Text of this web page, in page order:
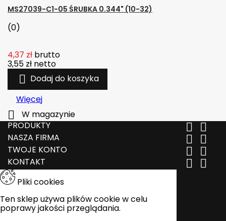
MS27039-C1-05 ŚRUBKA 0.344" (10-32)
(0)
4,37 zł brutto
3,55 zł netto
 Dodaj do koszyka
Więcej

W magazynie
PRODUKTY
 
NASZA FIRMA  
TWOJE KONTO  
KONTAKT  
Pliki cookies
Ten sklep używa plików cookie w celu
poprawy jakości przeglądania.